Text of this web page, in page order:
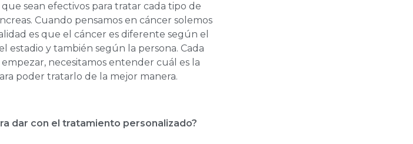
sean efectivos para tratar cada tipo de
Cuando pensamos en cáncer solemos
es que el cáncer es diferente según el
estadio y también según la persona. Cada
necesitamos entender cuál es la
poder tratarlo de la mejor manera.
dar con el tratamiento personalizado?